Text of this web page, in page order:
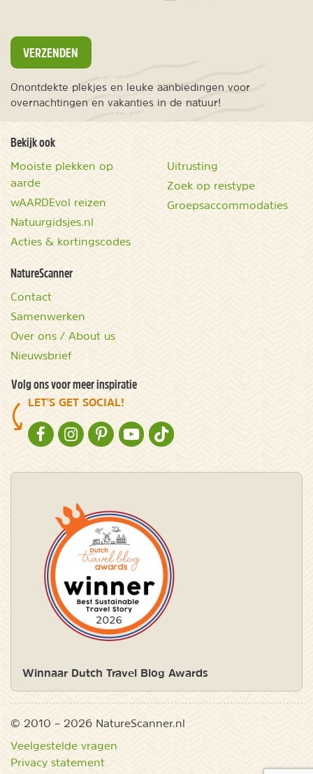
VERZENDEN
Onontdekte plekjes en leuke aanbiedingen voor
overnachtingen en vakanties in de natuur!
Bekijk ook
Mooiste plekken op
aarde
wAARDEvol reizen
Natuurgidsjes.nl
Acties & kortingscodes
Uitrusting
Zoek op reistype
Groepsaccommodaties
NatureScanner
Contact
Samenwerken
Over ons / About us
Nieuwsbrief
Volg ons voor meer inspiratie
LET'S GET SOCIAL!
NATURESCANNER OP FACEBOOK
NATURESCANNER OP INSTAGRAM
NATURESCANNER OP PINTEREST
NATURESCANNER OP YOUTUBE
NATURESCANNER OP TIKTOK
Winnaar Dutch Travel Blog Awards
© 2010 – 2026 NatureScanner.nl
Veelgestelde vragen
Privacy statement